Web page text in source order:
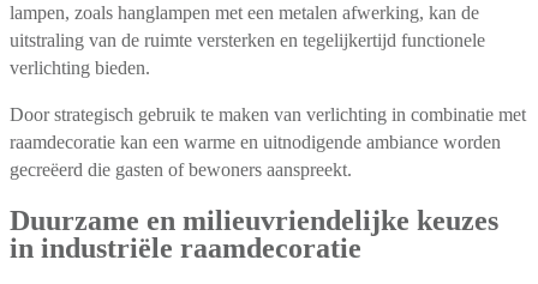
lampen, zoals hanglampen met een metalen afwerking, kan de
uitstraling van de ruimte versterken en tegelijkertijd functionele
verlichting bieden.
Door strategisch gebruik te maken van verlichting in combinatie met
raamdecoratie kan een warme en uitnodigende ambiance worden
gecreëerd die gasten of bewoners aanspreekt.
Duurzame en milieuvriendelijke keuzes
in industriële raamdecoratie